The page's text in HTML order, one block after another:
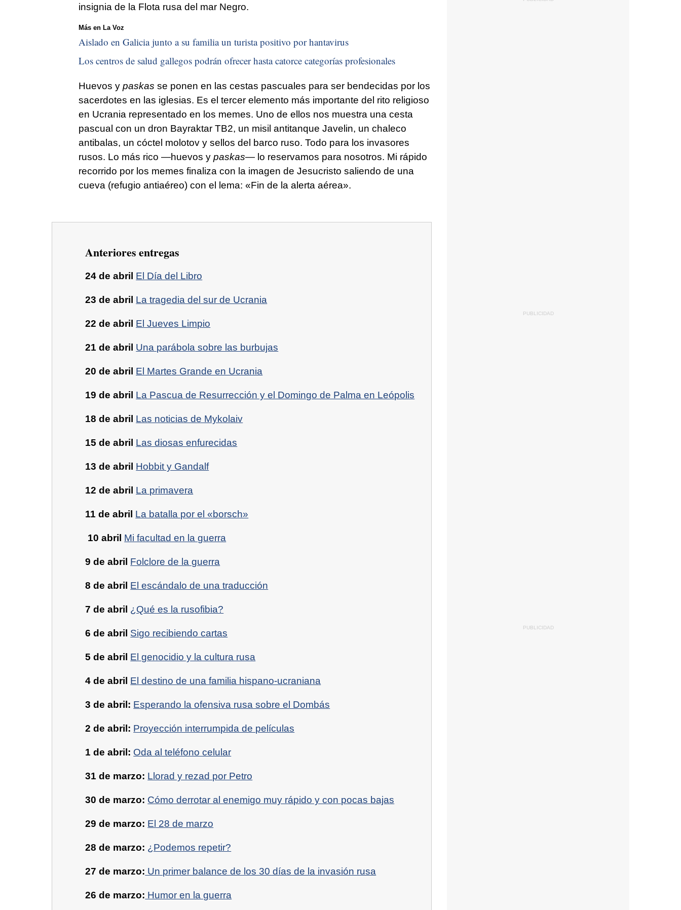
insignia de la Flota rusa del mar Negro.
Más en La Voz
Aislado en Galicia junto a su familia un turista positivo por hantavirus
Los centros de salud gallegos podrán ofrecer hasta catorce categorías profesionales
Huevos ypaskas se ponen en las cestas pascuales para ser bendecidas por los
sacerdotes en las iglesias. Es el tercer elemento más importante del rito religioso
en Ucrania representado en los memes. Uno de ellos nos muestra una cesta
pascual con un dron Bayraktar TB2, un misil antitanque Javelin, un chaleco
antibalas, un cóctel molotov y sellos del barco ruso. Todo para los invasores
rusos. Lo más rico —huevos y paskas— lo reservamos para nosotros. Mi rápido
recorrido por los memes finaliza con la imagen de Jesucristo saliendo de una
cueva (refugio antiaéreo) con el lema: «Fin de la alerta aérea».
Anteriores entregas
24 de abril El Día del Libro
23 de abril La tragedia del sur de Ucrania
22 de abril El Jueves Limpio
21 de abril Una parábola sobre las burbujas
20 de abril El Martes Grande en Ucrania
19 de abril La Pascua de Resurrección y el Domingo de Palma en Leópolis
18 de abril Las noticias de Mykolaiv
15 de abril Las diosas enfurecidas
13 de abril Hobbit y Gandalf
12 de abril La primavera
11 de abril La batalla por el «borsch»
10 abril Mi facultad en la guerra
9 de abril Folclore de la guerra
8 de abril El escándalo de una traducción
7 de abril ¿Qué es la rusofibia?
6 de abril Sigo recibiendo cartas
5 de abril El genocidio y la cultura rusa
4 de abril El destino de una familia hispano-ucraniana
3 de abril: Esperando la ofensiva rusa sobre el Dombás
2 de abril: Proyección interrumpida de películas
1 de abril: Oda al teléfono celular
31 de marzo: Llorad y rezad por Petro
30 de marzo: Cómo derrotar al enemigo muy rápido y con pocas bajas
29 de marzo: El 28 de marzo
28 de marzo: ¿Podemos repetir?
27 de marzo: Un primer balance de los 30 días de la invasión rusa
26 de marzo: Humor en la guerra